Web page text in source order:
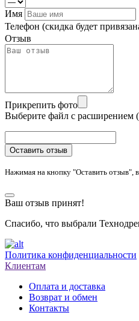
Имя
Телефон (скидка будет
Отзыв
Прикрепить фото
Выберите файл с
Оставить отзыв
Нажимая на кнопку "Оставить отзыв",
Ваш отзыв принят!
Спасибо, что выбрали
Политика конфиденциальности
Клиентам
Оплата и доставка
Возврат и обмен
Контакты